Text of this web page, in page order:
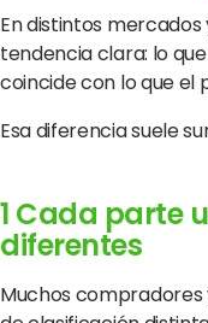
En distintos
tendencia clara: lo
coincide con lo que el
Esa diferencia suele
1 Cada parte
diferentes
Muchos